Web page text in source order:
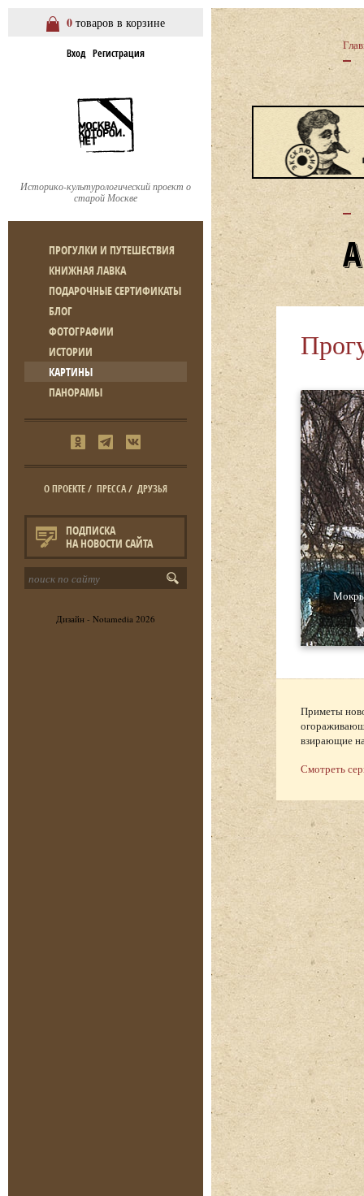
0 товаров в корзине
Вход Регистрация
Историко-культурологический проект о
старой Москве
ПРОГУЛКИ И ПУТЕШЕСТВИЯ
КНИЖНАЯ ЛАВКА
ПОДАРОЧНЫЕ СЕРТИФИКАТЫ
БЛОГ
ФОТОГРАФИИ
ИСТОРИИ
КАРТИНЫ
ПАНОРАМЫ
О ПРОЕКТЕ/ ПРЕССА/ ДРУЗЬЯ
ПОДПИСКА
НА НОВОСТИ САЙТА
Дизайн - Notamedia 2026
Приметы
взирающие
Смотреть